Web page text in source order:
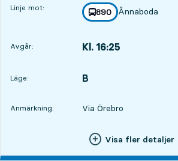
Linje mot: linje
890
mot
Ånnaboda
,
Avgår: Kl. 16:25
Läge:
LÄGE, B
,
Anmärkning: Via Örebro
Visa fler detaljer